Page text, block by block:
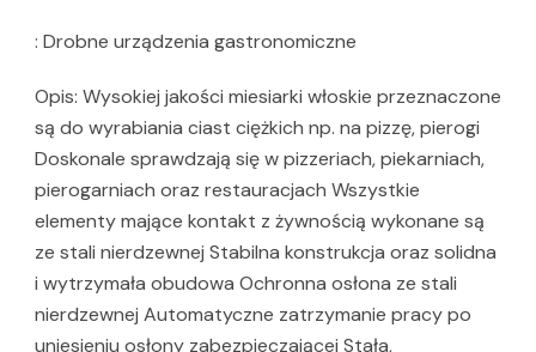
: Drobne urządzenia gastronomiczne
Opis: Wysokiej jakości miesiarki włoskie przeznaczone
są do wyrabiania ciast ciężkich np. na pizzę, pierogi
Doskonale sprawdzają się w pizzeriach, piekarniach,
pierogarniach oraz restauracjach Wszystkie
elementy mające kontakt z żywnością wykonane są
ze stali nierdzewnej Stabilna konstrukcja oraz solidna
i wytrzymała obudowa Ochronna osłona ze stali
nierdzewnej Automatyczne zatrzymanie pracy po
uniesieniu osłony zabezpieczającej Stała,